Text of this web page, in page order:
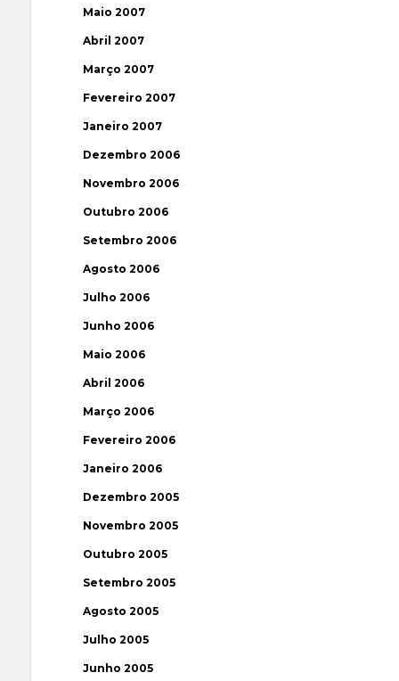
Maio 2007
Abril 2007
Março 2007
Fevereiro 2007
Janeiro 2007
Dezembro 2006
Novembro 2006
Outubro 2006
Setembro 2006
Agosto 2006
Julho 2006
Junho 2006
Maio 2006
Abril 2006
Março 2006
Fevereiro 2006
Janeiro 2006
Dezembro 2005
Novembro 2005
Outubro 2005
Setembro 2005
Agosto 2005
Julho 2005
Junho 2005